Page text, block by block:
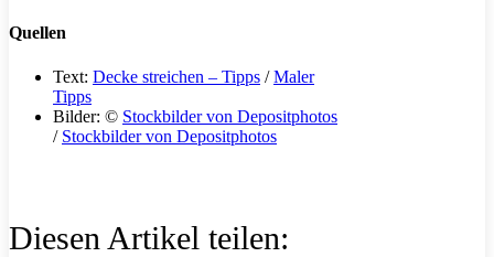
Quellen
Text: Decke streichen – Tipps /Maler
Tipps
Bilder: © Stockbilder von Depositphotos
/ Stockbilder von Depositphotos
Diesen Artikel teilen: